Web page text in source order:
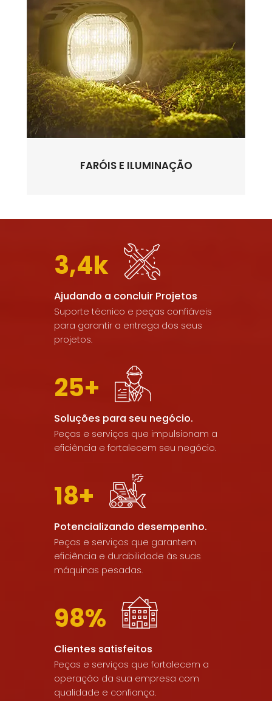
FARÓIS E ILUMINAÇÃO
3,4k
Ajudando a concluir Projetos
Suporte técnico e peças confiáveis
para garantir a entrega dos seus
projetos.
25+
Soluções para seu negócio.
Peças e serviços que impulsionam a
eficiência e fortalecem seu negócio.
18+
Potencializando desempenho.
Peças e serviços que garantem
eficiência e durabilidade às suas
máquinas pesadas.
98%
Clientes satisfeitos
Peças e serviços que fortalecem a
operação da sua empresa com
qualidade e confiança.